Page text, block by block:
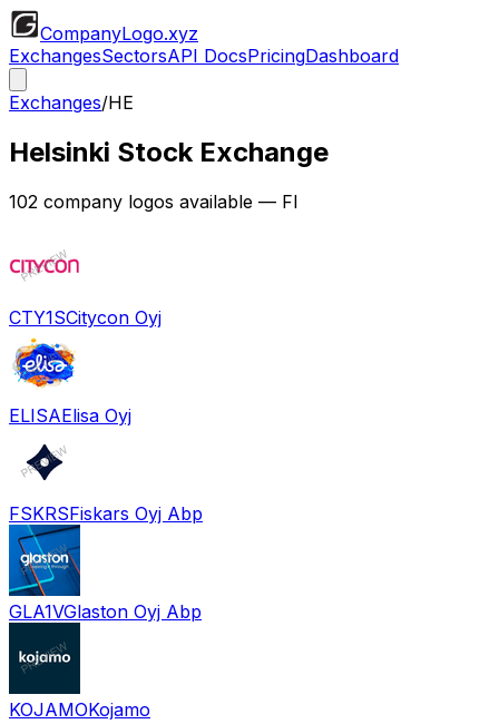
CompanyLogo.xyz
ExchangesSectorsAPI DocsPricingDashboard
Exchanges/HE
Helsinki Stock Exchange
102 company logos available — FI
CTY1SCitycon Oyj
ELISAElisa Oyj
FSKRSFiskars Oyj Abp
GLA1VGlaston Oyj Abp
KOJAMOKojamo